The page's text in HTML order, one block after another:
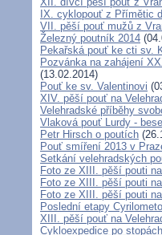
IX. cyklopouť z Přímětic
VII. pěší pouť mužů z
Železný poutník 2014
Pekařská pouť ke cti sv.
Pozvánka na zahájení
(13.02.2014)
Pouť ke sv. Valentinovi
XIV. pěší pouť na
Velehradské příběhy
Vlaková pouť Lurdy -
Petr Hirsch o poutích
Pouť smíření 2013 v
Setkání velehradských
Foto ze XIII. pěší pouti
Foto ze XIII. pěší pouti
Foto ze XIII. pěší pouti
Poslední etapy
XIII. pěší pouť na
Cykloexpedice po